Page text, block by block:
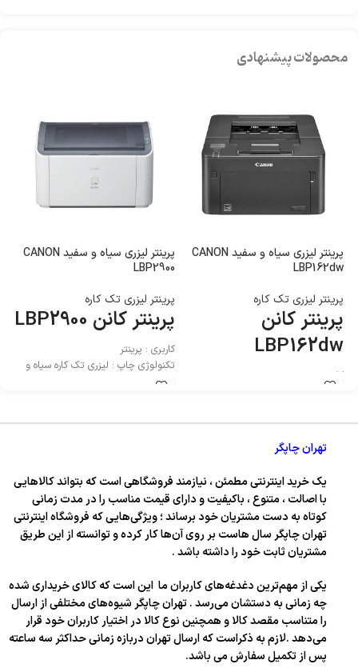
محصولات پیشنهادی
پرینتر لیزری سیاه و سفید CANON
LBP162dw
پرینتر لیزری تک کاره
پرینتر کانن
LBP162dw
کاربری : پرینتر
پرینتر لیزری سیاه و سفید CANON
LBP2900
پرینتر لیزری تک کاره
پرینتر کانن LBP2900
کاربری : پرینتر
تکنولوژی چاپ : لیزری تک کاره سیاه و
سفید
تهران چاپگر
یک خرید اینترنتی مطمئن ، نیازمند فروشگاهی است که بتواند کالاهایی
با اصالت ، متنوع ، باکیفیت و دارای قیمت مناسب را در مدت زمانی
کوتاه به دست مشتریان خود برساند ؛ ویژگی‌هایی که فروشگاه اینترنتی
تهران چاپگر سال‌ هاست بر روی آن‌ها کار کرده و توانسته از این طریق
مشتریان ثابت خود را داشته باشد .
یکی از مهم‌ترین دغدغه‌های کاربران ما این است که کالای خریداری شده
چه زمانی به دستشان می‌رسد . تهران چاپگر شیوه‌های مختلفی از ارسال
را متناسب مقصد کالا و همچنین نوع کالا در اختیار کاربران خود قرار
می‌دهد .لازم به ذکراست که ارسال تهران دربازه زمانی حداکثر سه ساعته
پس از تکمیل سفارش می باشد.